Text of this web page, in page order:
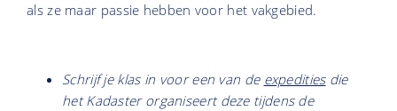
als ze maar passie hebben voor het vakgebied.
Schrijf je klas in voor een van de expeditiesdie
het Kadaster organiseert deze tijdens de